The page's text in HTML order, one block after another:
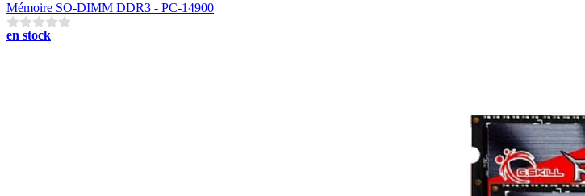
Mémoire SO-DIMM DDR3 - PC-14900
en stock